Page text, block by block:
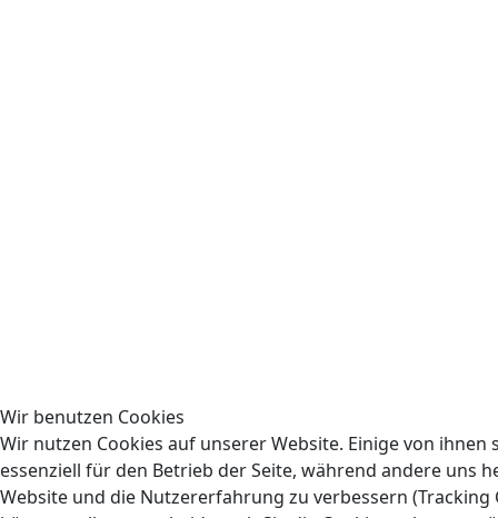
Wir benutzen Cookies
Wir nutzen Cookies auf unserer Website. Einige von ihnen
essenziell für den Betrieb der Seite, während andere uns
Website und die Nutzererfahrung zu verbessern (Tracking